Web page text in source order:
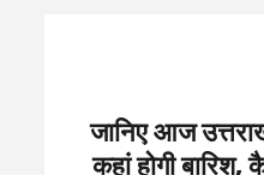
जानिए आज
कहां होगी